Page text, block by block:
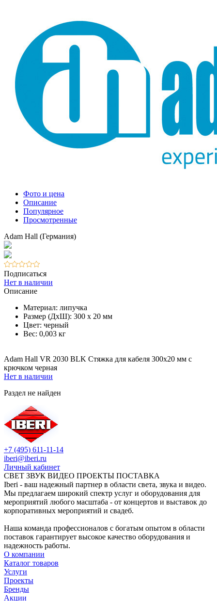
Фото и цена
Описание
Популярное
Просмотренные
Adam Hall (Германия)
Подписаться
Нет в наличии
Описание
Материал: липучка
Размер (ДхШ): 300 х 20 мм
Цвет: черный
Вес: 0,003 кг
Adam Hall VR 2030 BLK Стяжка для кабеля 300х20 мм с
крючком черная
Нет в наличии
Раздел не найден
+7 (495) 611-11-14
iberi@iberi.ru
Личный кабинет
СВЕТ ЗВУК ВИДЕО ПРОЕКТЫ ПОСТАВКА
Iberi - ваш надежный партнер в области света, звука и видео.
Мы предлагаем широкий спектр услуг и оборудования для
мероприятий любого масштаба - от концертов и выставок до
корпоративных мероприятий и свадеб.
Наша команда профессионалов с богатым опытом в области
поставок гарантирует высокое качество оборудования и
надежность работы.
О компании
Каталог товаров
Услуги
Проекты
Бренды
Акции